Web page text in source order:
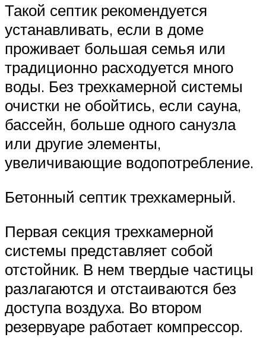
Такой септик рекомендуется
устанавливать, если в доме
проживает большая семья или
традиционно расходуется много
воды. Без трехкамерной системы
очистки не обойтись, если сауна,
бассейн, больше одного санузла
или другие элементы,
увеличивающие водопотребление.
Бетонный септик трехкамерный.
Первая секция трехкамерной
системы представляет собой
отстойник. В нем твердые частицы
разлагаются и отстаиваются без
доступа воздуха. Во втором
резервуаре работает компрессор.